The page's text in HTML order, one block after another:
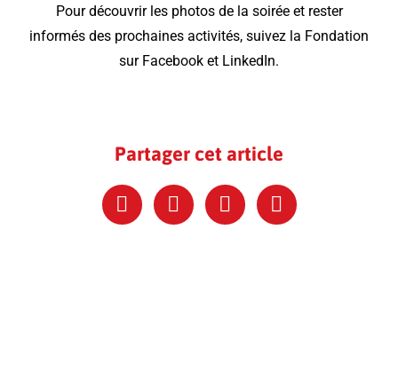
Pour découvrir les photos de la soirée et rester
informés des prochaines activités, suivez la Fondation
sur Facebook et LinkedIn.
Partager cet article